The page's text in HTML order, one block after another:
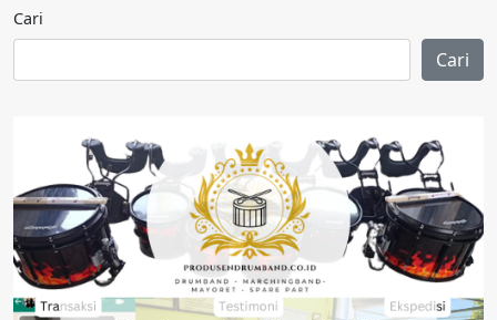
Cari
Cari